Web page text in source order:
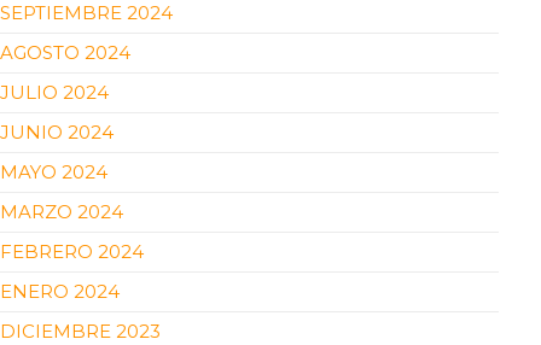
SEPTIEMBRE 2024
AGOSTO 2024
JULIO 2024
JUNIO 2024
MAYO 2024
MARZO 2024
FEBRERO 2024
ENERO 2024
DICIEMBRE 2023